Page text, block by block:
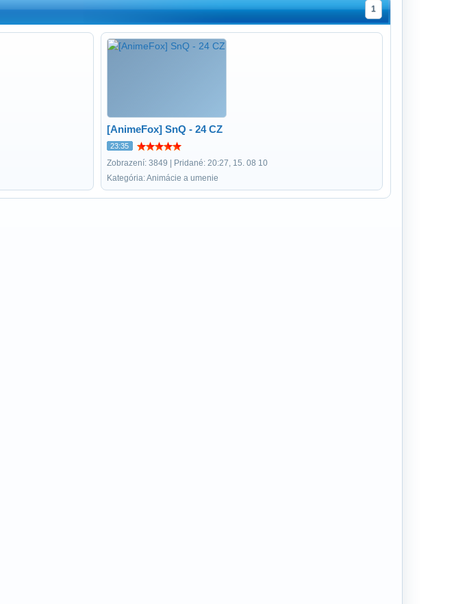
1
[AnimeFox] SnQ - 24 CZ
23:35
Zobrazení: 3849 | Pridané: 20:27, 15. 08 10
Kategória: Animácie a umenie